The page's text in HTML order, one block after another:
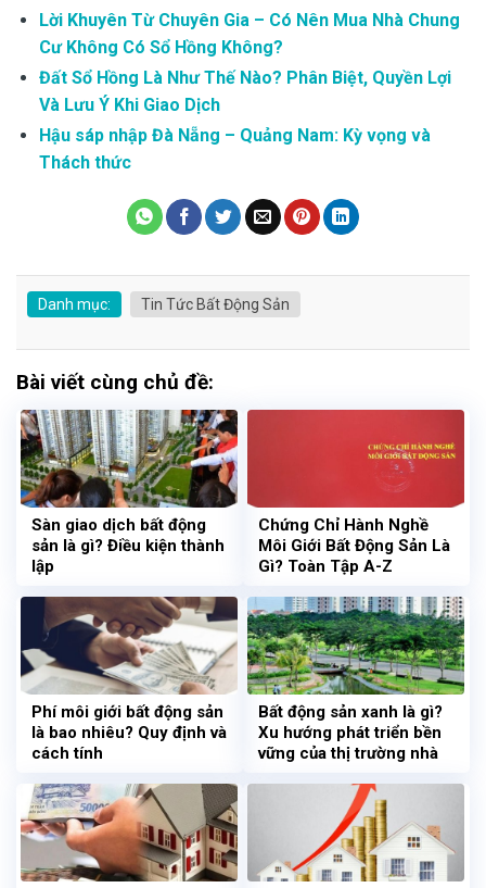
Lời Khuyên Từ Chuyên Gia – Có Nên Mua Nhà Chung
Cư Không Có Sổ Hồng Không?
Đất Sổ Hồng Là Như Thế Nào? Phân Biệt, Quyền Lợi
Và Lưu Ý Khi Giao Dịch
Hậu sáp nhập Đà Nẵng – Quảng Nam: Kỳ vọng và
Thách thức
Danh mục: Tin Tức Bất Động Sản
Bài viết cùng chủ đề:
Sàn giao dịch bất động
sản là gì? Điều kiện thành
lập
Chứng Chỉ Hành Nghề
Môi Giới Bất Động Sản Là
Gì? Toàn Tập A-Z
Phí môi giới bất động sản
là bao nhiêu? Quy định và
cách tính
Bất động sản xanh là gì?
Xu hướng phát triển bền
vững của thị trường nhà